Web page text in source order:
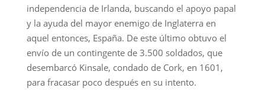
independencia de Irlanda, buscando el apoyo papal
y la ayuda del mayor enemigo de Inglaterra en
aquel entonces, España. De este último obtuvo el
envío de un contingente de 3.500 soldados, que
desembarcó Kinsale, condado de Cork, en 1601,
para fracasar poco después en su intento.